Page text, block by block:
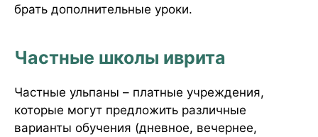
брать дополнительные уроки.
Частные школы иврита
Частные ульпаны – платные учреждения,
которые могут предложить различные
варианты обучения (дневное, вечернее,